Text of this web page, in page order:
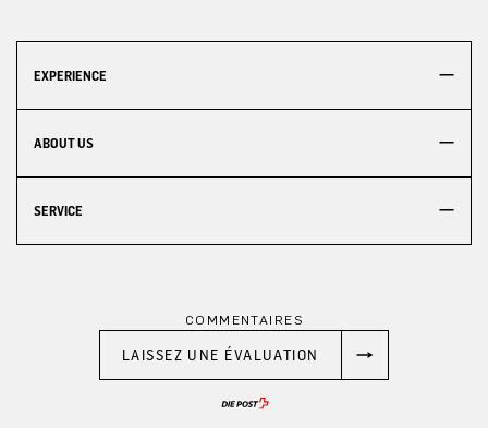
EXPERIENCE
ABOUT US
SERVICE
COMMENTAIRES
LAISSEZ UNE ÉVALUATION